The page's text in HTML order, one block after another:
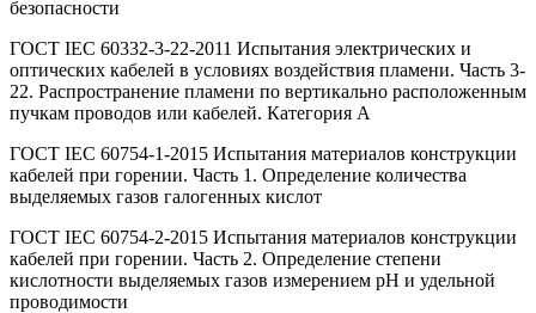
безопасности
ГОСТ IEC 60332-3-22-2011 Испытания электрических и
оптических кабелей в условиях воздействия пламени. Часть 3-
22. Распространение пламени по вертикально расположенным
пучкам проводов или кабелей. Категория А
ГОСТ IEC 60754-1-2015 Испытания материалов конструкции
кабелей при горении. Часть 1. Определение количества
выделяемых газов галогенных кислот
ГОСТ IEC 60754-2-2015 Испытания материалов конструкции
кабелей при горении. Часть 2. Определение степени
кислотности выделяемых газов измерением рН и удельной
проводимости